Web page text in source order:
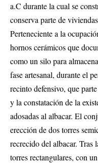
a.C durante la cual se
conserva parte de
Perteneciente a la
hornos cerámicos que
como un silo para
fase artesanal, durante el
recinto defensivo, que
y la constatación de la
adosadas al albacar. El
erección de dos torres
recrecido del albacar. Tras
torres rectangulares, con